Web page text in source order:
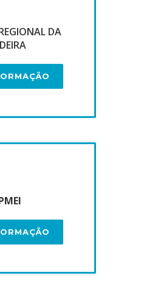
DA